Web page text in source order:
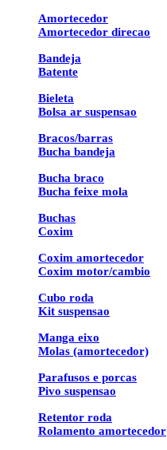
Amortecedor
Amortecedor direcao
Bandeja
Batente
Bieleta
Bolsa ar suspensao
Bracos/barras
Bucha bandeja
Bucha braco
Bucha feixe mola
Buchas
Coxim
Coxim amortecedor
Coxim motor/cambio
Cubo roda
Kit suspensao
Manga eixo
Molas (amortecedor)
Parafusos e porcas
Pivo suspensao
Retentor roda
Rolamento amortecedor